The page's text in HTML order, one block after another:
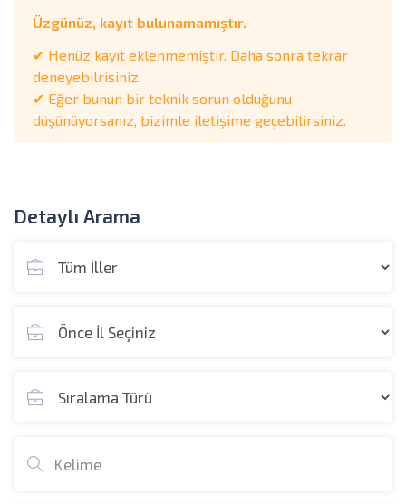
Üzgünüz, kayıt bulunamamıştır.
✔ Henüz kayıt eklenmemiştir. Daha sonra tekrar
deneyebilrisiniz.
✔ Eğer bunun bir teknik sorun olduğunu
düşünüyorsanız, bizimle iletişime geçebilirsiniz.
Detaylı Arama